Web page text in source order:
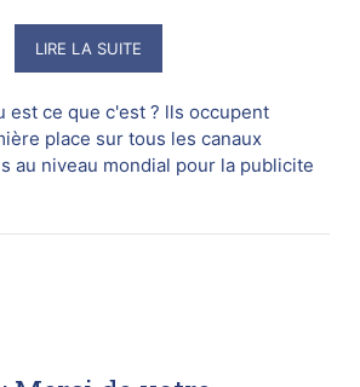
LIRE LA SUITE